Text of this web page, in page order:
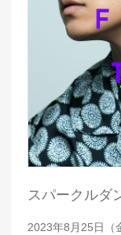
スパークルダ
2023年8月25日（